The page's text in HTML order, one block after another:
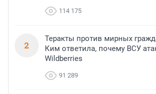
114 175
2
Теракты против мирных
Ким ответила, почему ВСУ
Wildberries
91 289